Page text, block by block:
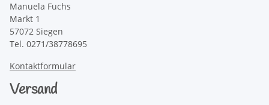
Manuela Fuchs
Markt 1
57072 Siegen
Tel. 0271/38778695
Kontaktformular
Versand